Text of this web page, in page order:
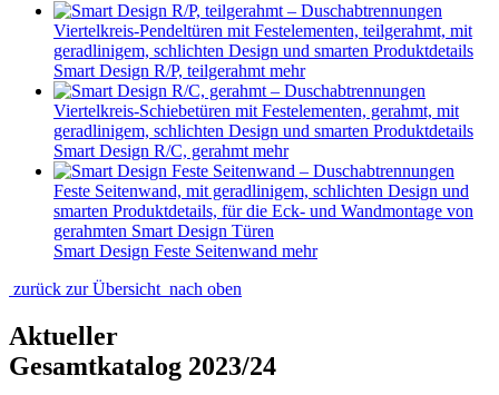
Schwenktür mit Festelement + fester Seitenwand für die
Eckmontage, teilgerahmt, mit geradlinigem, schlichten Design
und smarten Produktdetails
Smart Design P+F, teilgerahmtmehr
Dreiteilige Schiebetür mit Festelement für die
Nischenmontage, teilgerahmt
Smart Design 3V, teilgerahmtmehr
Dreiteilige Schiebetür mit Festelement + fester Seitenwand für
die Eckmontage, teilgerahmt
Smart Design 3V+F, teilgerahmt
Pendeltüren für den Eckeinstieg mit 180° öffnung mit
geradlinigem, schlichten Design und smarten Produktdetails
Zweiteilige Schiebetüren mit Festelementen für den
Eckeinstieg, teilgerahmt, mit geradlinigem, schlichten Design